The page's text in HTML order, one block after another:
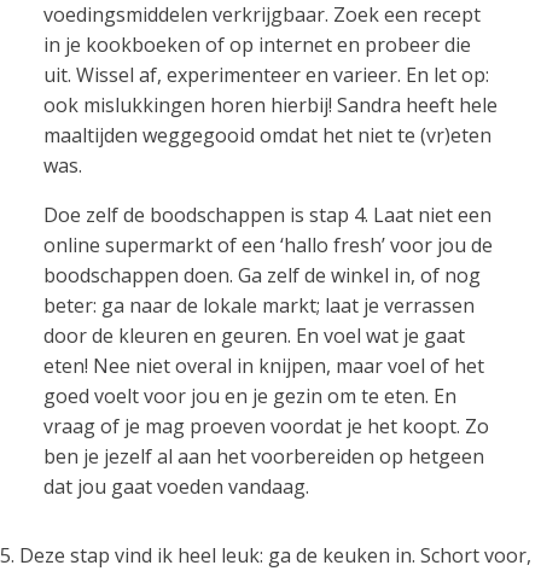
voedingsmiddelen verkrijgbaar. Zoek een recept
in je kookboeken of op internet en probeer die
uit. Wissel af, experimenteer en varieer. En let op:
ook mislukkingen horen hierbij! Sandra heeft hele
maaltijden weggegooid omdat het niet te (vr)eten
was.
Doe zelf de boodschappen is stap 4. Laat niet een
online supermarkt of een ‘hallo fresh’ voor jou de
boodschappen doen. Ga zelf de winkel in, of nog
beter: ga naar de lokale markt; laat je verrassen
door de kleuren en geuren. En voel wat je gaat
eten! Nee niet overal in knijpen, maar voel of het
goed voelt voor jou en je gezin om te eten. En
vraag of je mag proeven voordat je het koopt. Zo
ben je jezelf al aan het voorbereiden op hetgeen
dat jou gaat voeden vandaag.
5. Deze stap vind ik heel leuk: ga de keuken in. Schort voor,